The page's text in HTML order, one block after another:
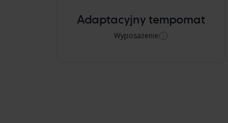
Adaptacyjny tempomat
Wyposażenie